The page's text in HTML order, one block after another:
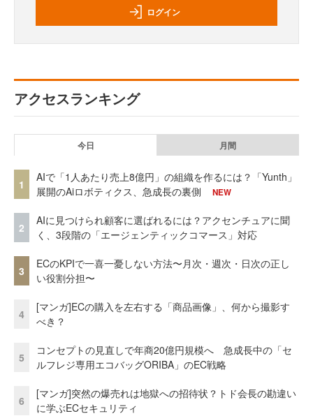
ログイン
アクセスランキング
今日 月間
1
AIで「1人あたり売上8億円」の組織を作るには？「Yunth」
展開のAiロボティクス、急成長の裏側
NEW
2
AIに見つけられ顧客に選ばれるには？アクセンチュアに聞
く、3段階の「エージェンティックコマース」対応
3
ECのKPIで一喜一憂しない方法〜月次・週次・日次の正し
い役割分担〜
4
[マンガ]ECの購入を左右する「商品画像」、何から撮影す
べき？
5
コンセプトの見直しで年商20億円規模へ 急成長中の「セ
ルフレジ専用エコバッグORIBA」のEC戦略
6
[マンガ]突然の爆売れは地獄への招待状？トド会長の勘違い
に学ぶECセキュリティ